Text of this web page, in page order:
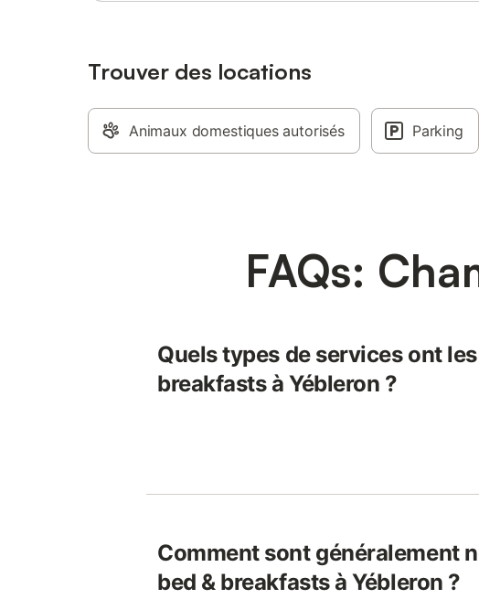
Au réveil, superbe
jardin, l'étang, les
déjeuner est inclus
Trouver des locations
Animaux domestiques autorisés Parking
FAQs:
Quels types de services ont
breakfasts à Yébleron ?
Comment sont généralement
bed & breakfasts à Yébleron ?